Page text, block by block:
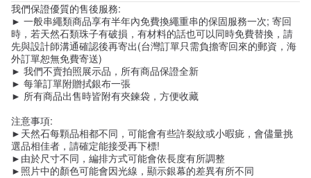
我們保證優質的售後服務:
► 一般串繩類商品享有半年內免費換繩重串的保固服務一次; 寄回
時，若天然石類珠子有破損，有材料的話也可以同時免費替換，請
先與設計師溝通確認後再寄出(台灣訂單只需負擔寄回來的郵資，海
外訂單恕無免費寄送)
► 我們不賣拍照展示品，所有商品保證全新
► 每筆訂單附贈拭銀布一張
► 所有商品出售時皆附有夾鍊袋，方便收藏
注意事項:
►天然石每顆品相都不同，可能會有些許裂紋或小暇疵，會儘量挑
選品相佳者，請確定能接受再下標!
►由於尺寸不同，編排方式可能會依長度有所調整
►照片中的顏色可能會因光線，顯示銀幕的差異有所不同